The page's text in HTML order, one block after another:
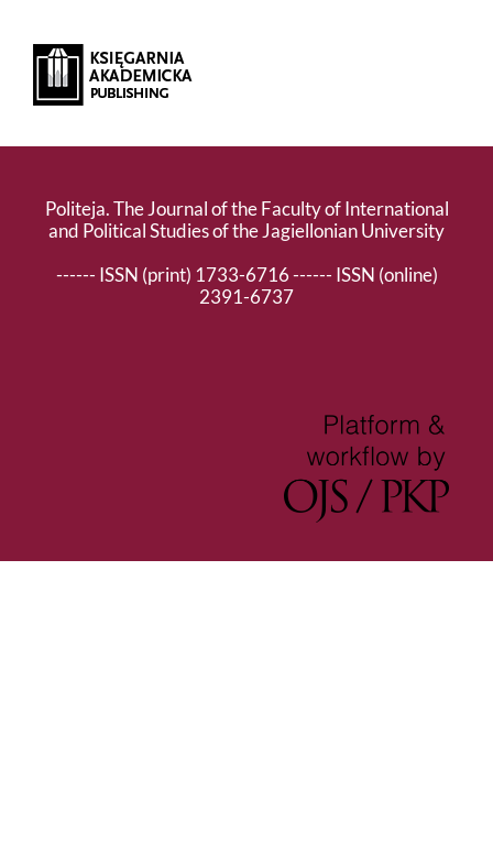
Politeja. The Journal of the Faculty of International
and Political Studies of the Jagiellonian University
------ ISSN (print) 1733-6716 ------ ISSN (online)
2391-6737